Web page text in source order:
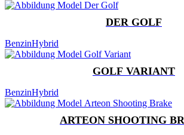
DER GOLF
BenzinHybrid
GOLF VARIANT
BenzinHybrid
ARTEON SHOOTING